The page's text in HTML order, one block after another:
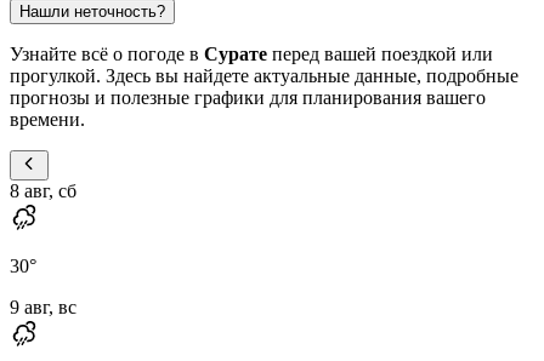
Нашли неточность?
Узнайте всё о погоде в Сурате перед вашей поездкой или
прогулкой. Здесь вы найдете актуальные данные, подробные
прогнозы и полезные графики для планирования вашего
времени.
8 авг, сб
30°
9 авг, вс